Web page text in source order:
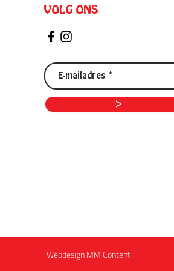
VOLG ONS
>
Webdesign MM Content